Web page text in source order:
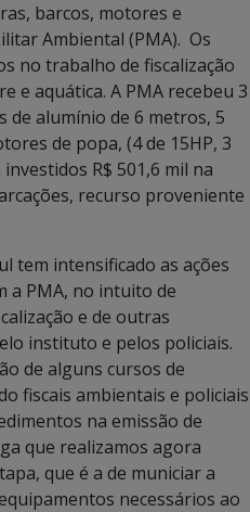
barcos, motores e
Ambiental (PMA). Os
no trabalho de fiscalização
e aquática. A PMA recebeu 3
de alumínio de 6 metros, 5
de popa, (4 de 15HP, 3
investidos R$ 501,6 mil na
recurso proveniente
tem intensificado as ações
a PMA, no intuito de
e de outras
instituto e pelos policiais.
de alguns cursos de
fiscais ambientais e policiais
na emissão de
que realizamos agora
que é a de municiar a
necessários ao